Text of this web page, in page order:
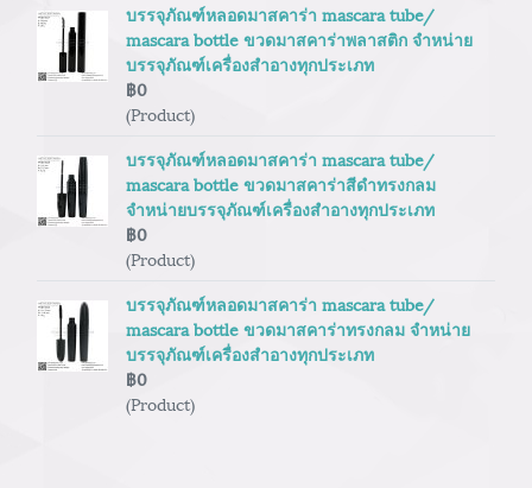
บรรจุภัณฑ์หลอดมาสคาร่า mascara tube/
mascara bottle ขวดมาสคาร่าพลาสติก จำหน่าย
บรรจุภัณฑ์เครื่องสำอางทุกประเภท
฿0
(Product)
บรรจุภัณฑ์หลอดมาสคาร่า mascara tube/
mascara bottle ขวดมาสคาร่าสีดำทรงกลม
จำหน่ายบรรจุภัณฑ์เครื่องสำอางทุกประเภท
฿0
(Product)
บรรจุภัณฑ์หลอดมาสคาร่า mascara tube/
mascara bottle ขวดมาสคาร่าทรงกลม จำหน่าย
บรรจุภัณฑ์เครื่องสำอางทุกประเภท
฿0
(Product)